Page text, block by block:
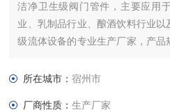
洁净卫生级阀门管件，主要应用
业、乳制品行业、酿酒饮料行业
级流体设备的专业生产厂家，产
真空法兰，真空管件，真空弯头
所在城市：宿州市
厂商性质：生产厂家